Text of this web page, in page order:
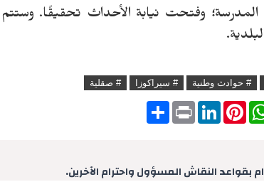
وفتحت نيابة الأحداث تحقيقًا. وستتم
# حوادث وطنية # سيراكوزا # صقلية
S
h
P
r
L
I
P
e
بقواعد النقاش المسؤول واحترام الآخرين.